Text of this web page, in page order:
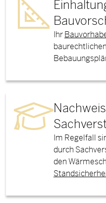
Ihr
Im Regelfall
durch
den